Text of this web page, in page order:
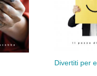
Divertiti per